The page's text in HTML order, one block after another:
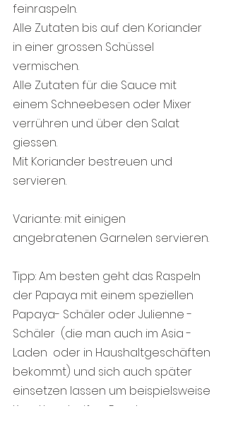
feinraspeln.
Alle Zutaten bis auf den Koriander
in einer grossen Schüssel
vermischen.
Alle Zutaten für die Sauce mit
einem Schneebesen oder Mixer
verrühren und über den Salat
giessen.
Mit Koriander bestreuen und
servieren.
Variante: mit einigen
angebratenen Garnelen servieren.
Tipp: Am besten geht das Raspeln
der Papaya mit einem speziellen
Papaya- Schäler oder Julienne -
Schäler  (die man auch im Asia -
Laden  oder in Haushaltgeschäften
bekommt) und sich auch später
einsetzen lassen um beispielsweise
Karottenstreifen, Randen,